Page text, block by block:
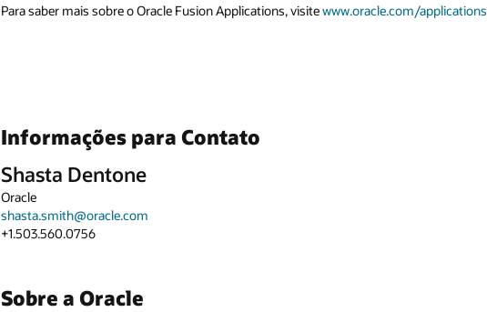
Para saber mais sobre o Oracle Fusion Applications, visitewww.oracle.com/applications
Informações para Contato
Shasta Dentone
Oracle
shasta.smith@oracle.com
+1.503.560.0756
Sobre a Oracle